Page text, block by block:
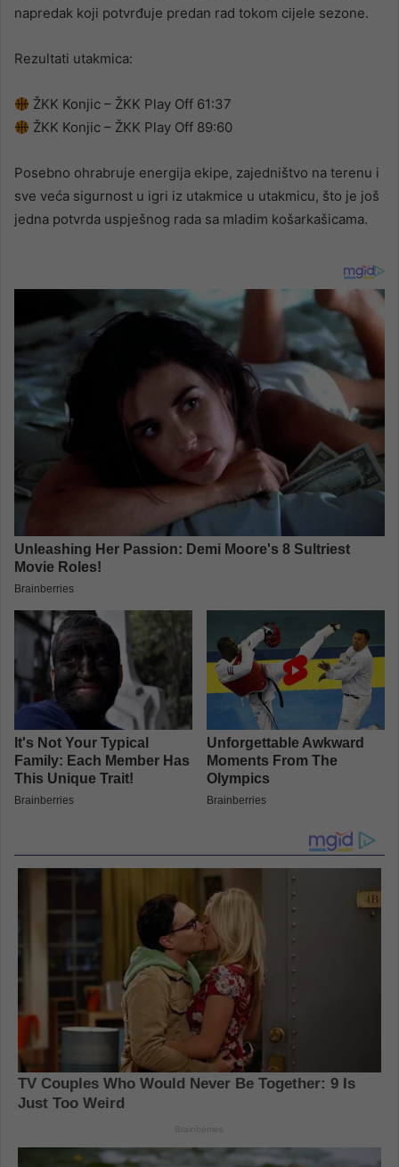
napredak koji potvrđuje predan rad tokom cijele sezone.
Rezultati utakmica:
ŽKK Konjic – ŽKK Play Off 61:37
ŽKK Konjic – ŽKK Play Off 89:60
Posebno ohrabruje energija ekipe, zajedništvo na terenu i
sve veća sigurnost u igri iz utakmice u utakmicu, što je još
jedna potvrda uspješnog rada sa mladim košarkašicama.